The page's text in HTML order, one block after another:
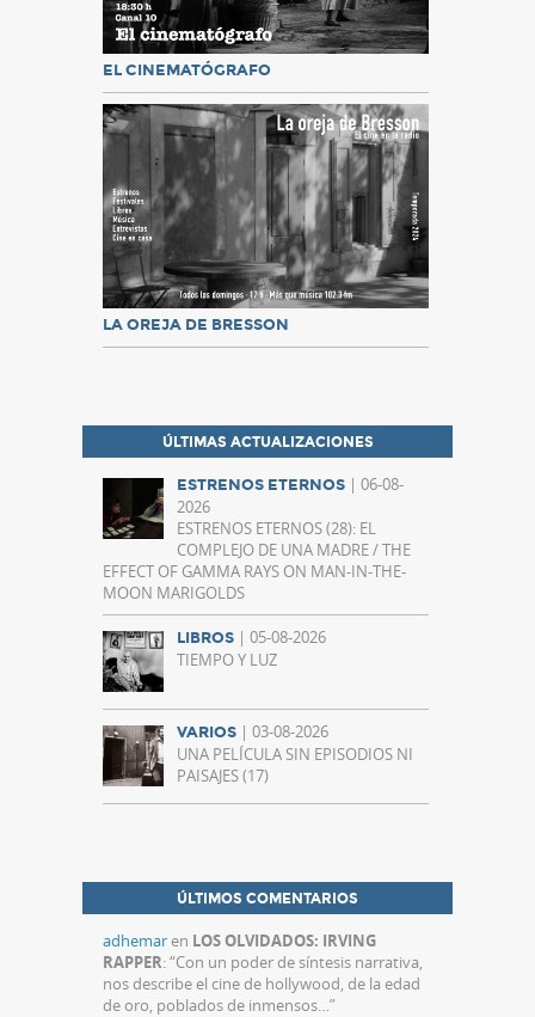
EL CINEMATÓGRAFO
LA OREJA DE BRESSON
ÚLTIMAS ACTUALIZACIONES
ESTRENOS ETERNOS | 06-08-
2026
ESTRENOS ETERNOS (28): EL
COMPLEJO DE UNA MADRE / THE
EFFECT OF GAMMA RAYS ON MAN-IN-THE-
MOON MARIGOLDS
LIBROS | 05-08-2026
TIEMPO Y LUZ
VARIOS | 03-08-2026
UNA PELÍCULA SIN EPISODIOS NI
PAISAJES (17)
ÚLTIMOS COMENTARIOS
adhemaren LOS OLVIDADOS: IRVING
RAPPER: “Con un poder de síntesis narrativa,
nos describe el cine de hollywood, de la edad
de oro, poblados de inmensos… ”